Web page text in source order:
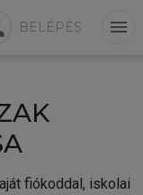
BELÉPÉS menu
fiókoddal, iskolai